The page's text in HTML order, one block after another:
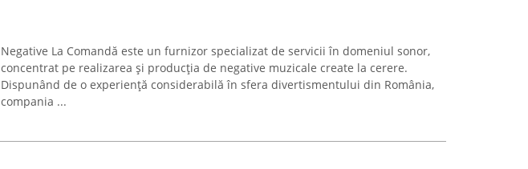
Negative La Comandă este un furnizor specializat de servicii în domeniul sonor,
concentrat pe realizarea și producția de negative muzicale create la cerere.
Dispunând de o experiență considerabilă în sfera divertismentului din România,
compania ...